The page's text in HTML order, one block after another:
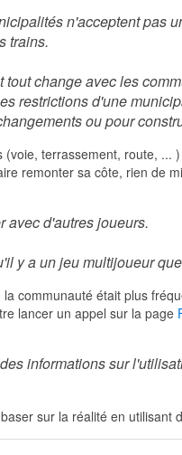
n'acceptent pas
trains.
tout change avec les
restrictions d'une
ou pour
(voie, terrassement, route,
remonter sa côte, rien de
avec d'autres joueurs.
y a un jeu multijoueur
communauté était plus
lancer un appel sur la page
informations sur
sur la réalité en utilisant